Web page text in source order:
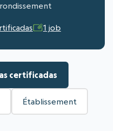
1 job
certificadas
Établissement